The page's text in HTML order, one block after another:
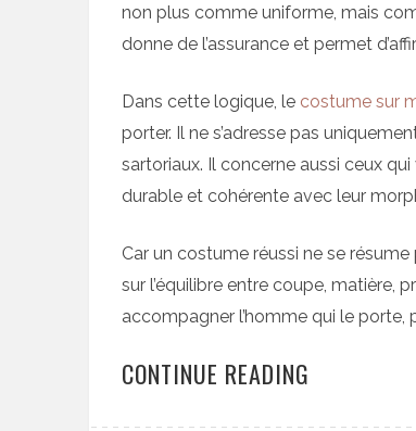
non plus comme uniforme, mais
donne de l’assurance et permet
Dans cette logique, le costume sur
porter. Il ne s’adresse pas
sartoriaux. Il concerne aussi ceux
durable et cohérente avec leur
Car un costume réussi ne se
sur l’équilibre entre coupe, matière,
accompagner l’homme qui le porte,
CONTINUE READING